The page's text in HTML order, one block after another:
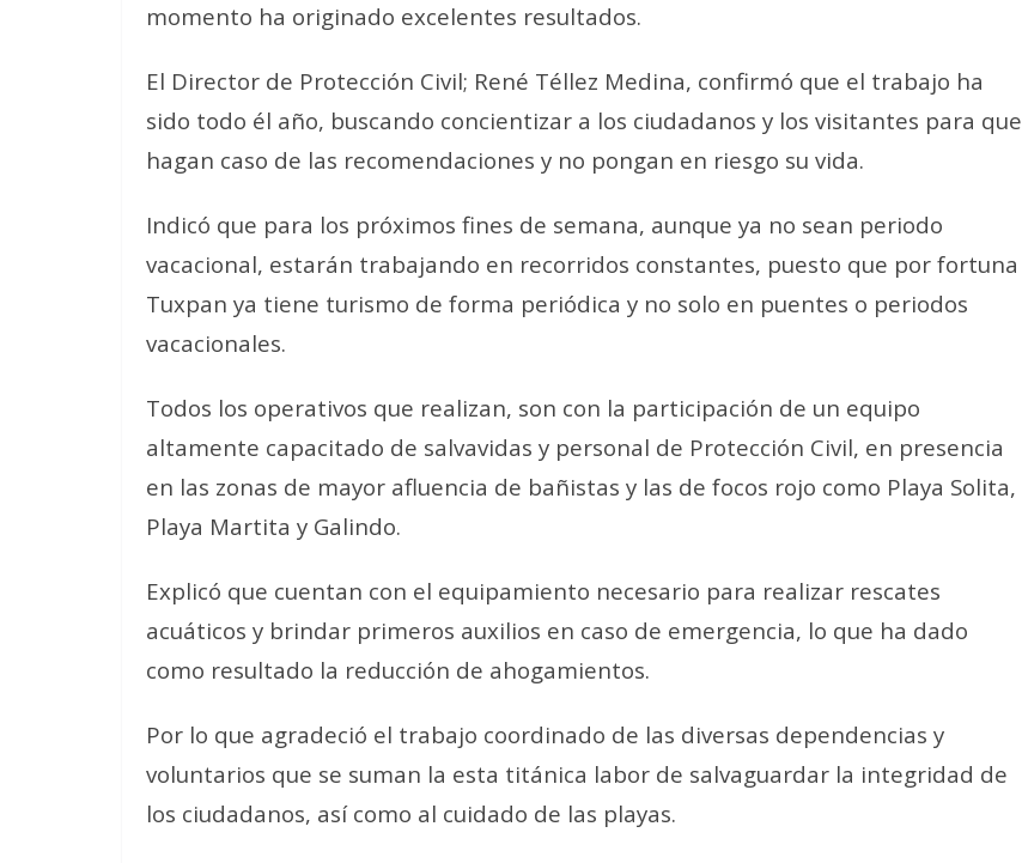
momento ha originado excelentes resultados.
El Director de Protección Civil; René Téllez Medina, confirmó que el trabajo ha
sido todo él año, buscando concientizar a los ciudadanos y los visitantes para que
hagan caso de las recomendaciones y no pongan en riesgo su vida.
Indicó que para los próximos fines de semana, aunque ya no sean periodo
vacacional, estarán trabajando en recorridos constantes, puesto que por fortuna
Tuxpan ya tiene turismo de forma periódica y no solo en puentes o periodos
vacacionales.
Todos los operativos que realizan, son con la participación de un equipo
altamente capacitado de salvavidas y personal de Protección Civil, en presencia
en las zonas de mayor afluencia de bañistas y las de focos rojo como Playa Solita,
Playa Martita y Galindo.
Explicó que cuentan con el equipamiento necesario para realizar rescates
acuáticos y brindar primeros auxilios en caso de emergencia, lo que ha dado
como resultado la reducción de ahogamientos.
Por lo que agradeció el trabajo coordinado de las diversas dependencias y
voluntarios que se suman la esta titánica labor de salvaguardar la integridad de
los ciudadanos, así como al cuidado de las playas.